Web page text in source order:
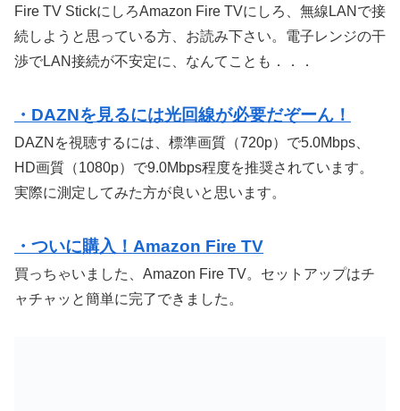
Fire TV StickにしろAmazon Fire TVにしろ、無線LANで接
続しようと思っている方、お読み下さい。電子レンジの干
渉でLAN接続が不安定に、なんてことも．．．
・DAZNを見るには光回線が必要だぞーん！
DAZNを視聴するには、標準画質（720p）で5.0Mbps、
HD画質（1080p）で9.0Mbps程度を推奨されています。
実際に測定してみた方が良いと思います。
・ついに購入！Amazon Fire TV
買っちゃいました、Amazon Fire TV。セットアップはチ
ャチャッと簡単に完了できました。